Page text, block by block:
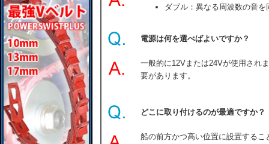
ダブル：異なる周波数の音
電源は何を選べばよいですか？
一般的に12Vまたは24Vが使用され
要があります。
どこに取り付けるのが最適ですか？
船の前方かつ高い位置に設置する